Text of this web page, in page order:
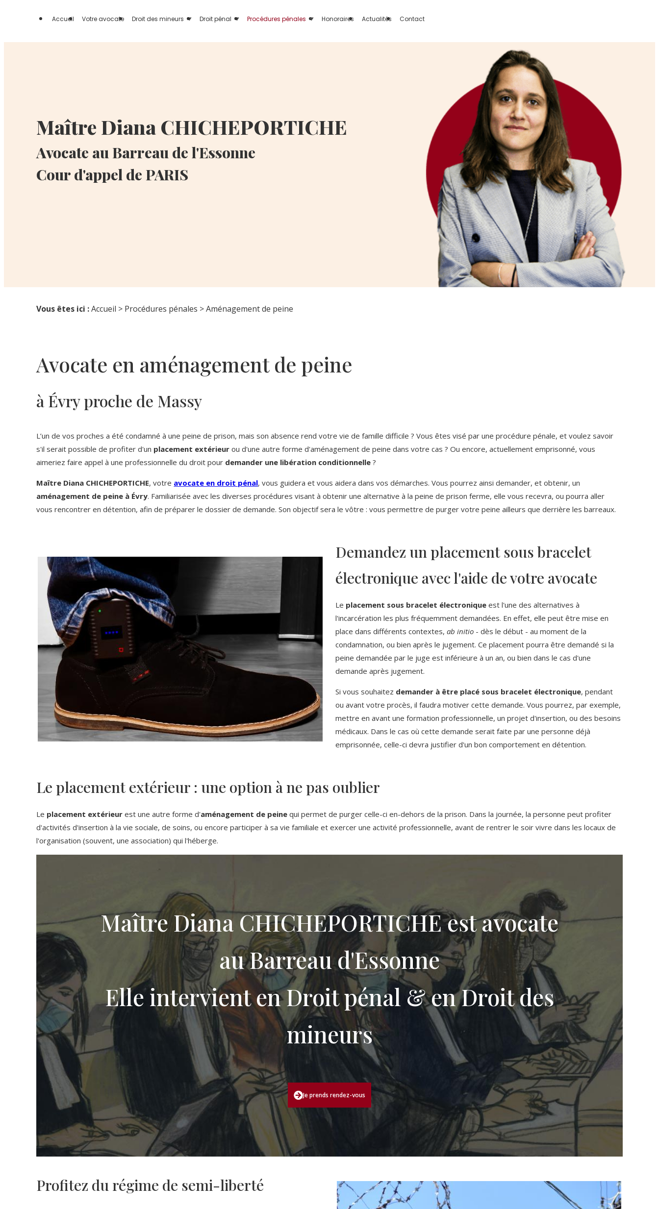
Accueil Votre avocate Droit des mineurs Droit pénal Procédures pénales Honoraires Actualités Contact
Maître Diana CHICHEPORTICHE
Avocate au Barreau de l'Essonne
Cour d'appel de PARIS
Vous êtes ici : Accueil > Procédures pénales > Aménagement de peine
Avocate en aménagement de peine
à Évry proche de Massy
L’un de vos proches a été condamné à une peine de prison, mais son absence rend votre vie de famille difficile ? Vous êtes visé par une procédure pénale, et voulez savoir
s'il serait possible de profiter d'un placement extérieur ou d'une autre forme d'aménagement de peine dans votre cas ? Ou encore, actuellement emprisonné, vous
aimeriez faire appel à une professionnelle du droit pour demander une libération conditionnelle ?
Maître Diana CHICHEPORTICHE, votre avocate en droit pénal, vous guidera et vous aidera dans vos démarches. Vous pourrez ainsi demander, et obtenir, un
aménagement de peine à Évry. Familiarisée avec les diverses procédures visant à obtenir une alternative à la peine de prison ferme, elle vous recevra, ou pourra aller
vous rencontrer en détention, afin de préparer le dossier de demande. Son objectif sera le vôtre : vous permettre de purger votre peine ailleurs que derrière les barreaux.
Demandez un placement sous bracelet
électronique avec l'aide de votre avocate
Le placement sous bracelet électronique est l'une des alternatives à
l'incarcération les plus fréquemment demandées. En effet, elle peut être mise en
place dans différents contextes, ab initio - dès le début - au moment de la
condamnation, ou bien après le jugement. Ce placement pourra être demandé si la
peine demandée par le juge est inférieure à un an, ou bien dans le cas d'une
demande après jugement.
Si vous souhaitez demander à être placé sous bracelet électronique, pendant
ou avant votre procès, il faudra motiver cette demande. Vous pourrez, par exemple,
mettre en avant une formation professionnelle, un projet d'insertion, ou des besoins
médicaux. Dans le cas où cette demande serait faite par une personne déjà
emprisonnée, celle-ci devra justifier d'un bon comportement en détention.
Le placement extérieur : une option à ne pas oublier
Le placement extérieurest une autre forme d'aménagement de peine qui permet de purger celle-ci en-dehors de la prison. Dans la journée, la personne peut profiter
d'activités d'insertion à la vie sociale, de soins, ou encore participer à sa vie familiale et exercer une activité professionnelle, avant de rentrer le soir vivre dans les locaux de
l'organisation (souvent, une association) qui l'héberge.
Maître Diana CHICHEPORTICHE est avocate
au Barreau d'Essonne
Elle intervient en Droit pénal & en Droit des
mineurs
Je prends rendez-vous
Profitez du régime de semi-liberté